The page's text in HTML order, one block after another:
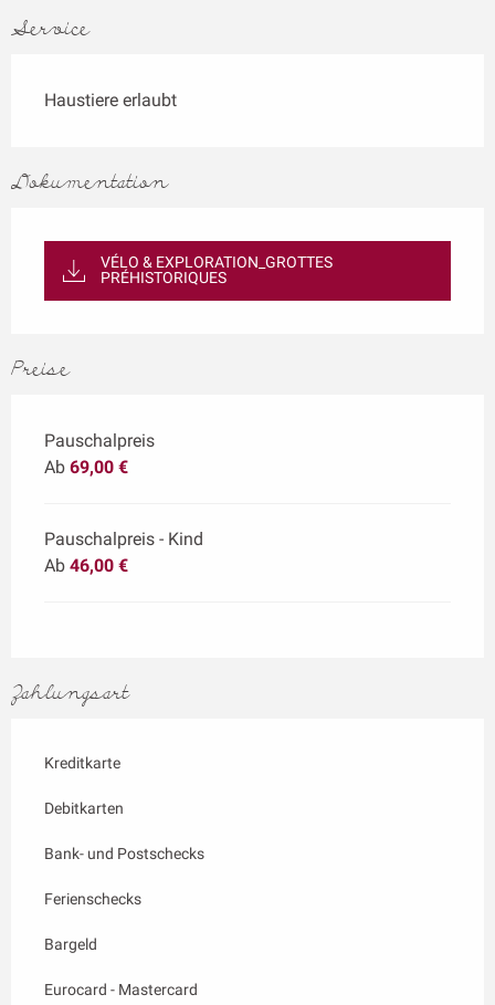
Service
Haustiere erlaubt
Dokumentation
VÉLO & EXPLORATION_GROTTES
PRÉHISTORIQUES
Preise
Pauschalpreis
Ab 69,00 €
Pauschalpreis - Kind
Ab 46,00 €
Zahlungsart
Kreditkarte
Debitkarten
Bank- und Postschecks
Ferienschecks
Bargeld
Eurocard - Mastercard